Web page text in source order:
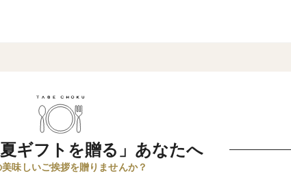
夏ギフトを贈る」あなたへ
味しいご挨拶を贈りませんか？